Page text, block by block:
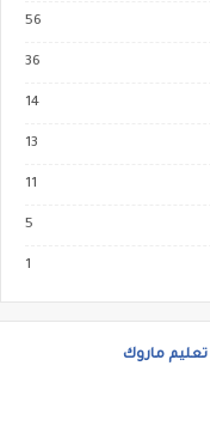
56
36
14
13
11
5
1
تعليم ماروك